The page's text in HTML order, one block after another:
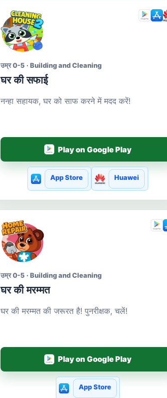
उम्र 0-5 · Building and Cleaning
घर की सफाई
नन्हा सहायक, घर को साफ करने में मदद करें!
Play on Google Play
App Store Huawei
उम्र 0-5 · Building and Cleaning
घर की मरम्मत
घर की मरम्मत की जरूरत है! पुनरीक्षक, चलें!
Play on Google Play
App Store